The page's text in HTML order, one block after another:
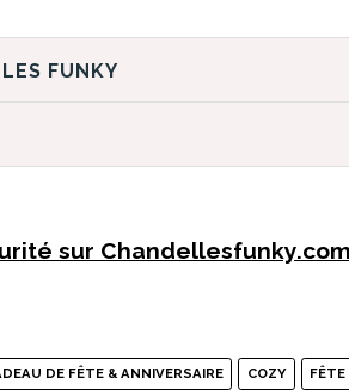
CHANDELLES FUNKY
sur Chandellesfunky.com
DE FÊTE & ANNIVERSAIRE COZY FÊTE